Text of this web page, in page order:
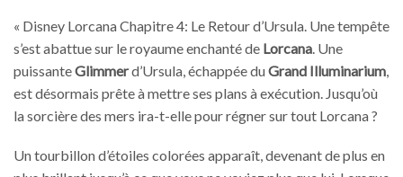
« Disney Lorcana Chapitre 4: Le Retour d’Ursula. Une tempête
s’est abattue sur le royaume enchanté de Lorcana. Une
puissanteGlimmerd’Ursula, échappée duGrand Illuminarium,
est désormais prête à mettre ses plans à exécution. Jusqu’où
la sorcière des mers ira-t-elle pour régner sur tout Lorcana ?
Un tourbillon d’étoiles colorées apparaît, devenant de plus en